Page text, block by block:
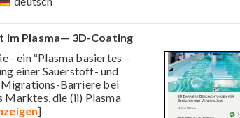
Plasma— 3D-Coating
- ein “Plasma basiertes –
einer Sauerstoff- und
Migrations-Barriere bei
Marktes, die (ii) Plasma
]